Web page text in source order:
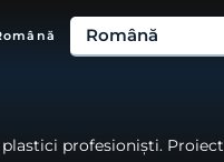
profesioniști. Proiect